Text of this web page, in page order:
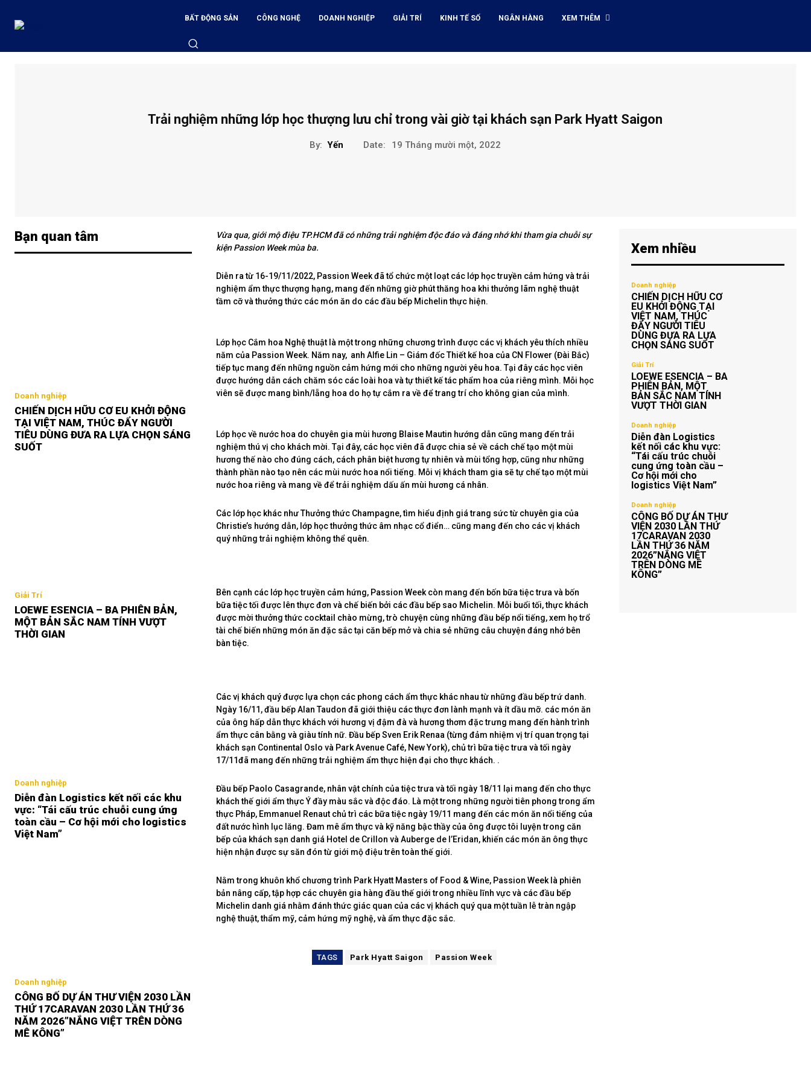
BẤT ĐỘNG SẢN CÔNG NGHỆ DOANH NGHIỆP GIẢI TRÍ KINH TẾ SỐ NGÂN HÀNG XEM THÊM
Trải nghiệm những lớp học thượng lưu chỉ trong vài giờ tại khách sạn Park Hyatt Saigon
By: Yến Date: 19 Tháng mười một, 2022
Bạn quan tâm
Doanh nghiệp
CHIẾN DỊCH HỮU CƠ EU KHỞI ĐỘNG
TẠI VIỆT NAM, THÚC ĐẨY NGƯỜI
TIÊU DÙNG ĐƯA RA LỰA CHỌN SÁNG
SUỐT
Giải Trí
LOEWE ESENCIA – BA PHIÊN BẢN,
MỘT BẢN SẮC NAM TÍNH VƯỢT
THỜI GIAN
Doanh nghiệp
Diễn đàn Logistics kết nối các khu
vực: “Tái cấu trúc chuỗi cung ứng
toàn cầu – Cơ hội mới cho logistics
Việt Nam”
Doanh nghiệp
CÔNG BỐ DỰ ÁN THƯ VIỆN 2030 LẦN
THỨ 17CARAVAN 2030 LẦN THỨ 36
NĂM 2026”NẮNG VIỆT TRÊN DÒNG
MÊ KÔNG”
Vừa qua, giới mộ điệu TP.HCM đã có những trải nghiệm độc đáo và đáng nhớ khi tham gia chuỗi sự
kiện Passion Week mùa ba.
Diễn ra từ 16-19/11/2022, Passion Week đã tổ chức một loạt các lớp học truyền cảm hứng và trải
nghiệm ẩm thực thượng hạng, mang đến những giờ phút thăng hoa khi thưởng lãm nghệ thuật
tầm cỡ và thưởng thức các món ăn do các đầu bếp Michelin thực hiện.
Lớp học Cắm hoa Nghệ thuật là một trong những chương trình được các vị khách yêu thích nhiều
năm của Passion Week. Năm nay, anh Alfie Lin – Giám đốc Thiết kế hoa của CN Flower (Đài Bắc)
tiếp tục mang đến những nguồn cảm hứng mới cho những người yêu hoa. Tại đây các học viên
được hướng dẫn cách chăm sóc các loài hoa và tự thiết kế tác phẩm hoa của riêng mình. Mỗi học
viên sẽ được mang bình/lẵng hoa do họ tự cắm ra về để trang trí cho không gian của mình.
Lớp học về nước hoa do chuyên gia mùi hương Blaise Mautin hướng dẫn cũng mang đến trải
nghiệm thú vị cho khách mời. Tại đây, các học viên đã được chia sẻ về cách chế tạo một mùi
hương thế nào cho đúng cách, cách phân biệt hương tự nhiên và mùi tổng hợp, cũng như những
thành phần nào tạo nên các mùi nước hoa nổi tiếng. Mỗi vị khách tham gia sẽ tự chế tạo một mùi
nước hoa riêng và mang về để trải nghiệm dấu ấn mùi hương cá nhân.
Các lớp học khác như Thưởng thức Champagne, tìm hiểu định giá trang sức từ chuyên gia của
Christie’s hướng dẫn, lớp học thưởng thức âm nhạc cổ điển… cũng mang đến cho các vị khách
quý những trải nghiệm không thể quên.
Bên cạnh các lớp học truyền cảm hứng, Passion Week còn mang đến bốn bữa tiệc trưa và bốn
bữa tiệc tối được lên thực đơn và chế biến bởi các đầu bếp sao Michelin. Mỗi buổi tối, thực khách
được mời thưởng thức cocktail chào mừng, trò chuyện cùng những đầu bếp nổi tiếng, xem họ trổ
tài chế biến những món ăn đặc sắc tại căn bếp mở và chia sẻ những câu chuyện đáng nhớ bên
bàn tiệc.
Các vị khách quý được lựa chọn các phong cách ẩm thực khác nhau từ những đầu bếp trứ danh.
Ngày 16/11, đầu bếp Alan Taudon đã giới thiệu các thực đơn lành mạnh và ít dầu mỡ. các món ăn
của ông hấp dẫn thực khách với hương vị đậm đà và hương thơm đặc trưng mang đến hành trình
ẩm thực cân bằng và giàu tính nữ. Đầu bếp Sven Erik Renaa (từng đảm nhiệm vị trí quan trọng tại
khách sạn Continental Oslo và Park Avenue Café, New York), chủ trì bữa tiệc trưa và tối ngày
17/11đã mang đến những trải nghiệm ẩm thực hiện đại cho thực khách. .
Đầu bếp Paolo Casagrande, nhân vật chính của tiệc trưa và tối ngày 18/11 lại mang đến cho thực
khách thế giới ẩm thực Ý đầy màu sắc và độc đáo. Là một trong những người tiên phong trong ẩm
thực Pháp, Emmanuel Renaut chủ trì các bữa tiệc ngày 19/11 mang đến các món ăn nổi tiếng của
đất nước hình lục lăng. Đam mê ẩm thực và kỹ năng bậc thầy của ông được tôi luyện trong căn
bếp của khách sạn danh giá Hotel de Crillon và Auberge de l’Eridan, khiến các món ăn ông thực
hiện nhận được sự săn đón từ giới mộ điệu trên toàn thế giới.
Nằm trong khuôn khổ chương trình Park Hyatt Masters of Food & Wine, Passion Week là phiên
bản nâng cấp, tập hợp các chuyên gia hàng đầu thế giới trong nhiều lĩnh vực và các đầu bếp
Michelin danh giá nhằm đánh thức giác quan của các vị khách quý qua một tuần lễ tràn ngập
nghệ thuật, thẩm mỹ, cảm hứng mỹ nghệ, và ẩm thực đặc sắc.
TAGS Park Hyatt Saigon Passion Week
Xem nhiều
Doanh nghiệp
CHIẾN DỊCH HỮU CƠ
EU KHỞI ĐỘNG TẠI
VIỆT NAM, THÚC
ĐẨY NGƯỜI TIÊU
DÙNG ĐƯA RA LỰA
CHỌN SÁNG SUỐT
Giải Trí
LOEWE ESENCIA – BA
PHIÊN BẢN, MỘT
BẢN SẮC NAM TÍNH
VƯỢT THỜI GIAN
Doanh nghiệp
Diễn đàn Logistics
kết nối các khu vực:
“Tái cấu trúc chuỗi
cung ứng toàn cầu –
Cơ hội mới cho
logistics Việt Nam”
Doanh nghiệp
CÔNG BỐ DỰ ÁN THƯ
VIỆN 2030 LẦN THỨ
17CARAVAN 2030
LẦN THỨ 36 NĂM
2026”NẮNG VIỆT
TRÊN DÒNG MÊ
KÔNG”